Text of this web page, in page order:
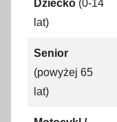
Dziecko (0-14
lat)
Senior
(powyżej 65
lat)